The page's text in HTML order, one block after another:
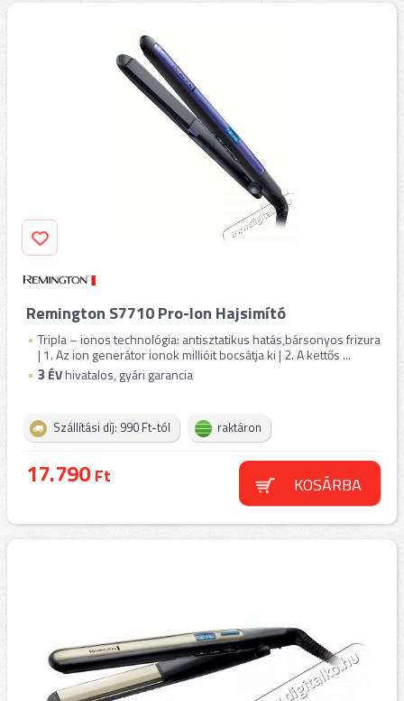
Remington S7710 Pro-Ion Hajsimító
Tripla – ionos technológia: antisztatikus hatás,bársonyos frizura
| 1. Az ion generátor ionok millióit bocsátja ki | 2. A kettős ...
3 ÉVhivatalos, gyári garancia
Szállítási díj: 990 Ft-tól raktáron
17.790Ft KOSÁRBA